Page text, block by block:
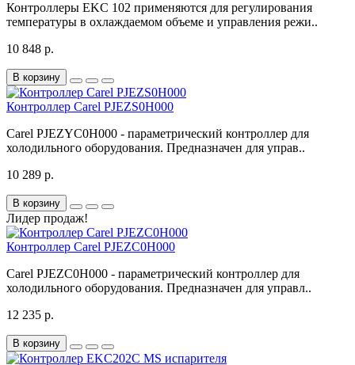
Контроллеры EKC 102 применяются для регулирования
температуры в охлаждаемом объеме и управления режи..
10 848 р.
В корзину
Контроллер Carel PJEZS0H000
Carel PJEZYC0H000 - параметрический контроллер для
холодильного оборудования. Предназначен для управ..
10 289 р.
В корзину
Лидер продаж!
Контроллер Carel PJEZC0H000
Carel PJEZC0H000 - параметрический контроллер для
холодильного оборудования. Предназначен для управл..
12 235 р.
В корзину